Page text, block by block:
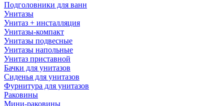
Подголовники для ванн
Унитазы
Унитаз + инсталляция
Унитазы-компакт
Унитазы подвесные
Унитазы напольные
Унитаз приставной
Бачки для унитазов
Сиденья для унитазов
Фурнитура для унитазов
Раковины
Мини-раковины